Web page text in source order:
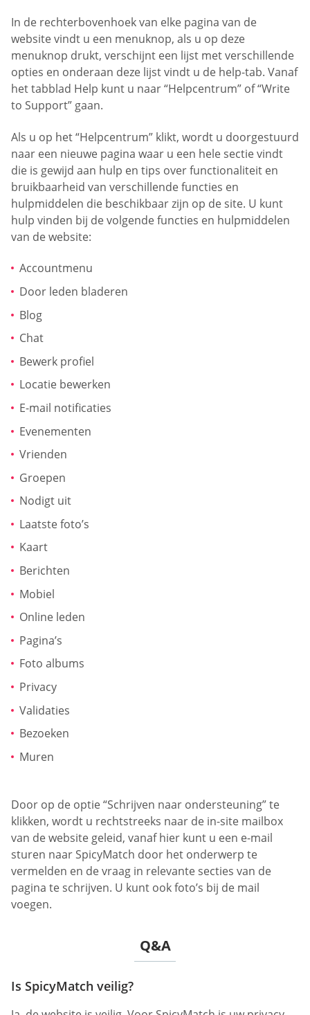
In de rechterbovenhoek van elke pagina van de
website vindt u een menuknop, als u op deze
menuknop drukt, verschijnt een lijst met verschillende
opties en onderaan deze lijst vindt u de help-tab. Vanaf
het tabblad Help kunt u naar “Helpcentrum” of “Write
to Support” gaan.
Als u op het “Helpcentrum” klikt, wordt u doorgestuurd
naar een nieuwe pagina waar u een hele sectie vindt
die is gewijd aan hulp en tips over functionaliteit en
bruikbaarheid van verschillende functies en
hulpmiddelen die beschikbaar zijn op de site. U kunt
hulp vinden bij de volgende functies en hulpmiddelen
van de website:
Accountmenu
Door leden bladeren
Blog
Chat
Bewerk profiel
Locatie bewerken
E-mail notificaties
Evenementen
Vrienden
Groepen
Nodigt uit
Laatste foto’s
Kaart
Berichten
Mobiel
Online leden
Pagina’s
Foto albums
Privacy
Validaties
Bezoeken
Muren
Door op de optie “Schrijven naar ondersteuning” te
klikken, wordt u rechtstreeks naar de in-site mailbox
van de website geleid, vanaf hier kunt u een e-mail
sturen naar SpicyMatch door het onderwerp te
vermelden en de vraag in relevante secties van de
pagina te schrijven. U kunt ook foto’s bij de mail
voegen.
Q&A
Is SpicyMatch veilig?